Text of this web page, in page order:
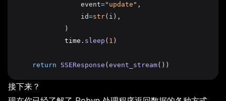
                event
="update" ,
                id
=str(i),
            )
            time
. sleep ( 1 )
return SSEResponse ( event_stream())
接下来？